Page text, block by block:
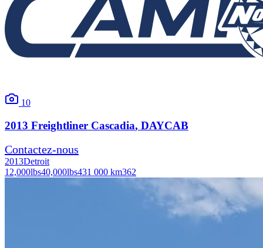
10
2013 Freightliner Cascadia, DAYCAB
Contactez-nous
2013Detroit
12,000lbs40,000lbs431 000 km362